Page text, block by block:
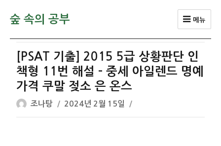
숲 속의 공부 메뉴
[PSAT 기출] 2015 5급 상황판단 인
책형 11번 해설 – 중세 아일렌드 명예
가격 쿠말 젖소 은 온스
글
쓴
조나탕
작
성
2024년 2월 15일